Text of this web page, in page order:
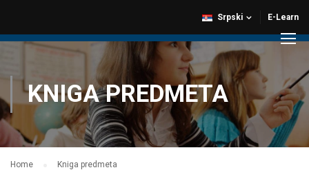
E-Learn
Srpski
KNIGA PREDMETA
Home Kniga predmeta